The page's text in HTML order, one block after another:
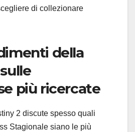
di collezionare
della
più ricercate
2 discute spesso quali
Stagionale siano le più